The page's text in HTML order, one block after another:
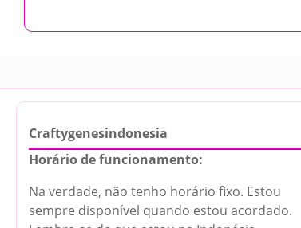
Craftygenesindonesia
Horário de funcionamento:
Na verdade, não tenho horário fixo. Estou
sempre disponível quando estou acordado.